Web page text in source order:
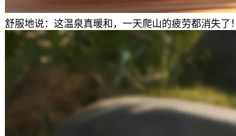
舒服地说：这温泉真暖和，一天爬山的疲劳都消失了！